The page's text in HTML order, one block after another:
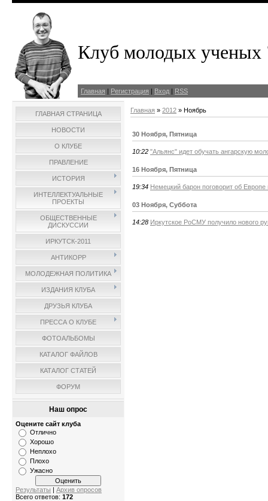
Клуб молодых
Главная | Регистрация | Вход | RSS
ГЛАВНАЯ СТРАНИЦА
НОВОСТИ
О КЛУБЕ
ПРАВЛЕНИЕ
ИСТОРИЯ
ИНТЕЛЛЕКТУАЛЬНЫЕ
ПРОЕКТЫ
ОБЩЕСТВЕННЫЕ
ДИСКУССИИ
ИРКУТСК-2011
АНТИКОРР
МОЛОДЕЖНАЯ ПОЛИТИКА
ИЗДАНИЯ КЛУБА
ДРУЗЬЯ КЛУБА
ПРЕССА О КЛУБЕ
ФОТОАЛЬБОМЫ
КАТАЛОГ ФАЙЛОВ
КАТАЛОГ СТАТЕЙ
ФОРУМ
Наш опрос
Оцените сайт клуба
Отлично
Хорошо
Неплохо
Плохо
Ужасно
Результаты | Архив опросов
Всего ответов: 172
Главная » 2012 » Ноябрь
30 Ноября, Пятница
10:22 "Альянс" идет обучать ангарскую
16 Ноября, Пятница
19:34 Немецкий барон поговорит об Европе
03 Ноября, Суббота
14:28 Иркутское РоСМУ получило нового